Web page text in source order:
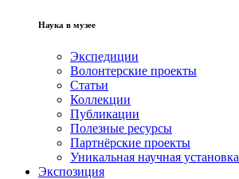
Наука в музее
Экспедиции
Волонтерские проекты
Статьи
Коллекции
Публикации
Полезные ресурсы
Партнёрские проекты
Уникальная научная установка
Экспозиция